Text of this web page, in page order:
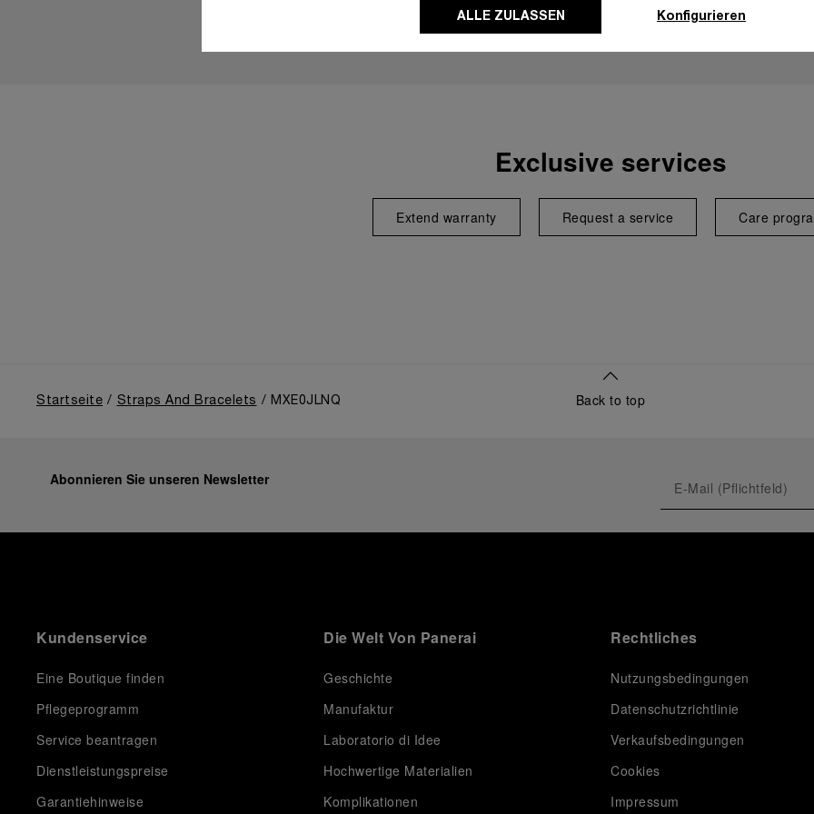
Exclusive services
Extend warranty Request a service Care
Startseite Straps And Bracelets MXE0JLNQ Back to top
Abonnieren Sie unseren Newsletter
Kundenservice
Eine Boutique finden
Pflegeprogramm
Service beantragen
Dienstleistungspreise
Garantiehinweise
Die Welt Von Panerai
Geschichte
Manufaktur
Laboratorio di Idee
Hochwertige Materialien
Komplikationen
Rechtliches
Nutzungsbedingungen
Datenschutzrichtlinie
Verkaufsbedingungen
Cookies
Impressum
ALLE ZULASSEN Konfigurieren